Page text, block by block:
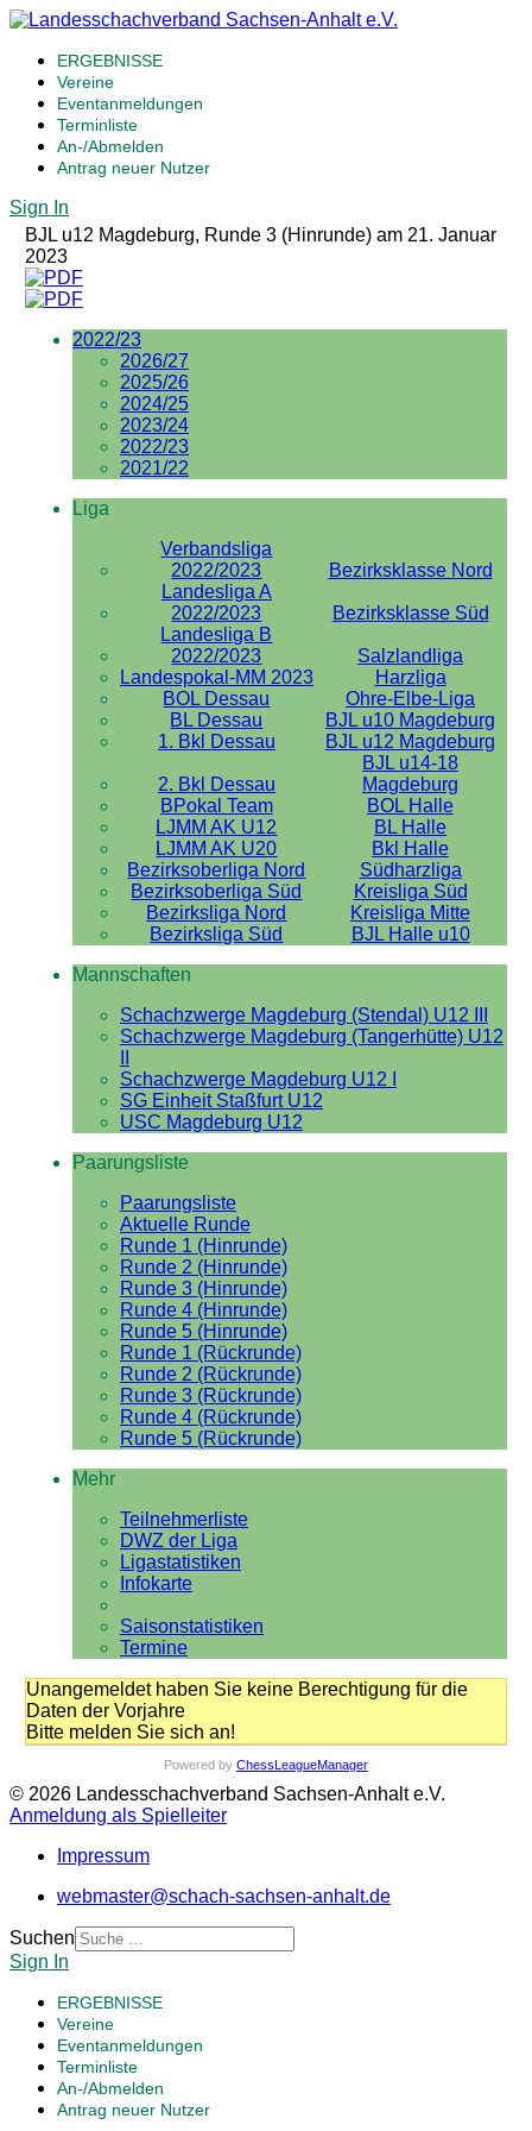
ERGEBNISSE
Vereine
Eventanmeldungen
Terminliste
An-/Abmelden
Antrag neuer Nutzer
Sign In
BJL u12 Magdeburg, Runde 3 (Hinrunde) am 21. Januar
2023
2022/23
2026/27
2025/26
2024/25
2023/24
2022/23
2021/22
Liga
Verbandsliga
2022/2023
Bezirksklasse Nord
Landesliga A
2022/2023
Bezirksklasse Süd
Landesliga B
2022/2023
Salzlandliga
Landespokal-MM 2023
Harzliga
BOL Dessau
Ohre-Elbe-Liga
BL Dessau
BJL u10 Magdeburg
1. Bkl Dessau
BJL u12 Magdeburg
2. Bkl Dessau
BJL u14-18
Magdeburg
BPokal Team
BOL Halle
LJMM AK U12
BL Halle
LJMM AK U20
Bkl Halle
Bezirksoberliga Nord
Südharzliga
Bezirksoberliga Süd
Kreisliga Süd
Bezirksliga Nord
Kreisliga Mitte
Bezirksliga Süd
BJL Halle u10
Mannschaften
Schachzwerge Magdeburg (Stendal) U12 III
Schachzwerge Magdeburg (Tangerhütte) U12
Schachzwerge Magdeburg U12 I
SG Einheit Staßfurt U12
USC Magdeburg U12
Paarungsliste
Paarungsliste
Aktuelle Runde
Runde 1 (Hinrunde)
Runde 2 (Hinrunde)
Runde 3 (Hinrunde)
Runde 4 (Hinrunde)
Runde 5 (Hinrunde)
Runde 1 (Rückrunde)
Runde 2 (Rückrunde)
Runde 3 (Rückrunde)
Runde 4 (Rückrunde)
Runde 5 (Rückrunde)
Mehr
Teilnehmerliste
DWZ der Liga
Ligastatistiken
Infokarte
Saisonstatistiken
Termine
Unangemeldet haben Sie keine Berechtigung für die
Daten der Vorjahre
Bitte melden Sie sich an!
Powered by ChessLeagueManager
© 2026 Landesschachverband Sachsen-Anhalt e.V.
Anmeldung als Spielleiter
Impressum
webmaster@schach-sachsen-anhalt.de
Suchen
Sign In
ERGEBNISSE
Vereine
Eventanmeldungen
Terminliste
An-/Abmelden
Antrag neuer Nutzer